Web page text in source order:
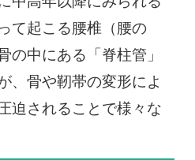
て起こる腰椎（腰の
の中にある「脊柱管」
、骨や靭帯の変形によ
迫されることで様々な